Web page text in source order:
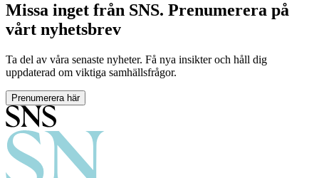
Missa inget från SNS. Prenumerera på
vårt nyhetsbrev
Ta del av våra senaste nyheter. Få nya insikter och håll dig
uppdaterad om viktiga samhällsfrågor.
Prenumerera här